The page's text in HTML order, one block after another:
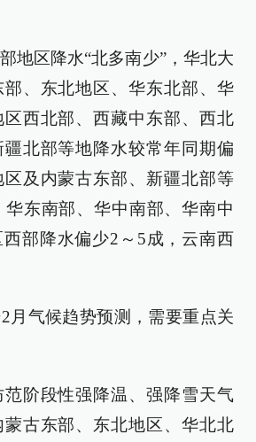
地区降水“北多南少”，华北大
、东北地区、华东北部、华
西北部、西藏中东部、西北
北部等地降水较常年同期偏
及内蒙古东部、新疆北部等
东南部、华中南部、华南中
部降水偏少2～5成，云南西
月气候趋势预测，需要重点关
阶段性强降温、强降雪天气
古东部、东北地区、华北北